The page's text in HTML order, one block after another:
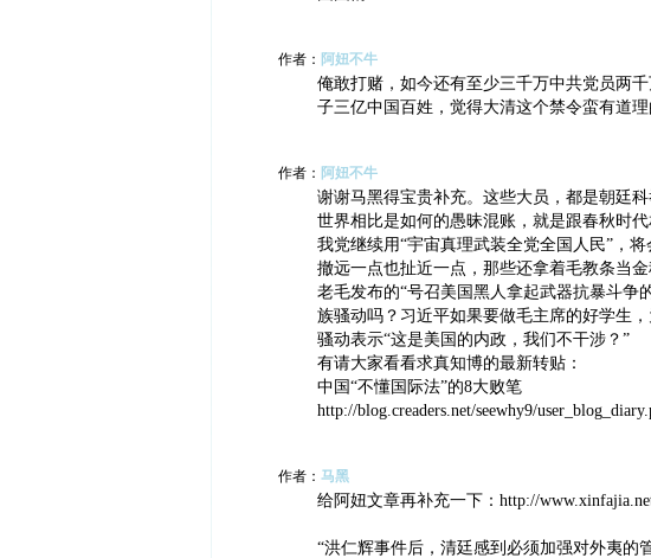
作者： 阿妞不牛
俺敢打赌，如今还有至少三千万中共党员两
子三亿中国百姓，觉得大清这个禁令蛮有道理
作者： 阿妞不牛
谢谢马黑得宝贵补充。这些大员，都是朝廷
世界相比是如何的愚昧混账，就是跟春秋时
我党继续用“宇宙真理武装全党全国人民”，将
撤远一点也扯近一点，那些还拿着毛教条当
老毛发布的“号召美国黑人拿起武器抗暴斗争
族骚动吗？习近平如果要做毛主席的好学生
骚动表示“这是美国的内政，我们不干涉？”
有请大家看看求真知博的最新转贴：
中国“不懂国际法”的8大败笔
http://blog.creaders.net/seewhy9/
作者： 马黑
给阿妞文章再补充一下：http://
“洪仁辉事件后，清廷感到必须加强对外夷的